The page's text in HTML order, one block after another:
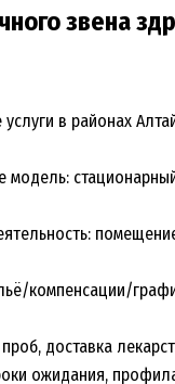
звена
в районах
модель:
компенсации/
доставка
ожидания,